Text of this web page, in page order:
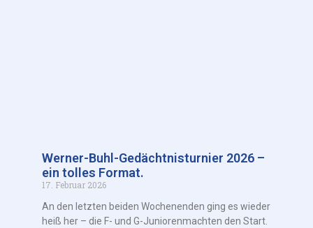
Werner-Buhl-Gedächtnisturnier 2026 –
ein tolles Format.
17. Februar 2026
An den letzten beiden Wochenenden ging es wieder
heiß her – die F- und G-Juniorenmachten den Start.